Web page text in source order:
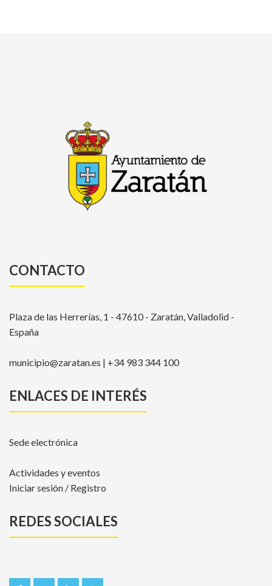
CONTACTO
Plaza de las Herrerías, 1 - 47610 - Zaratán, Valladolid -
España
municipio@zaratan.es | +34 983 344 100
ENLACES DE INTERÉS
Sede electrónica
Actividades y eventos
Iniciar sesión / Registro
REDES SOCIALES